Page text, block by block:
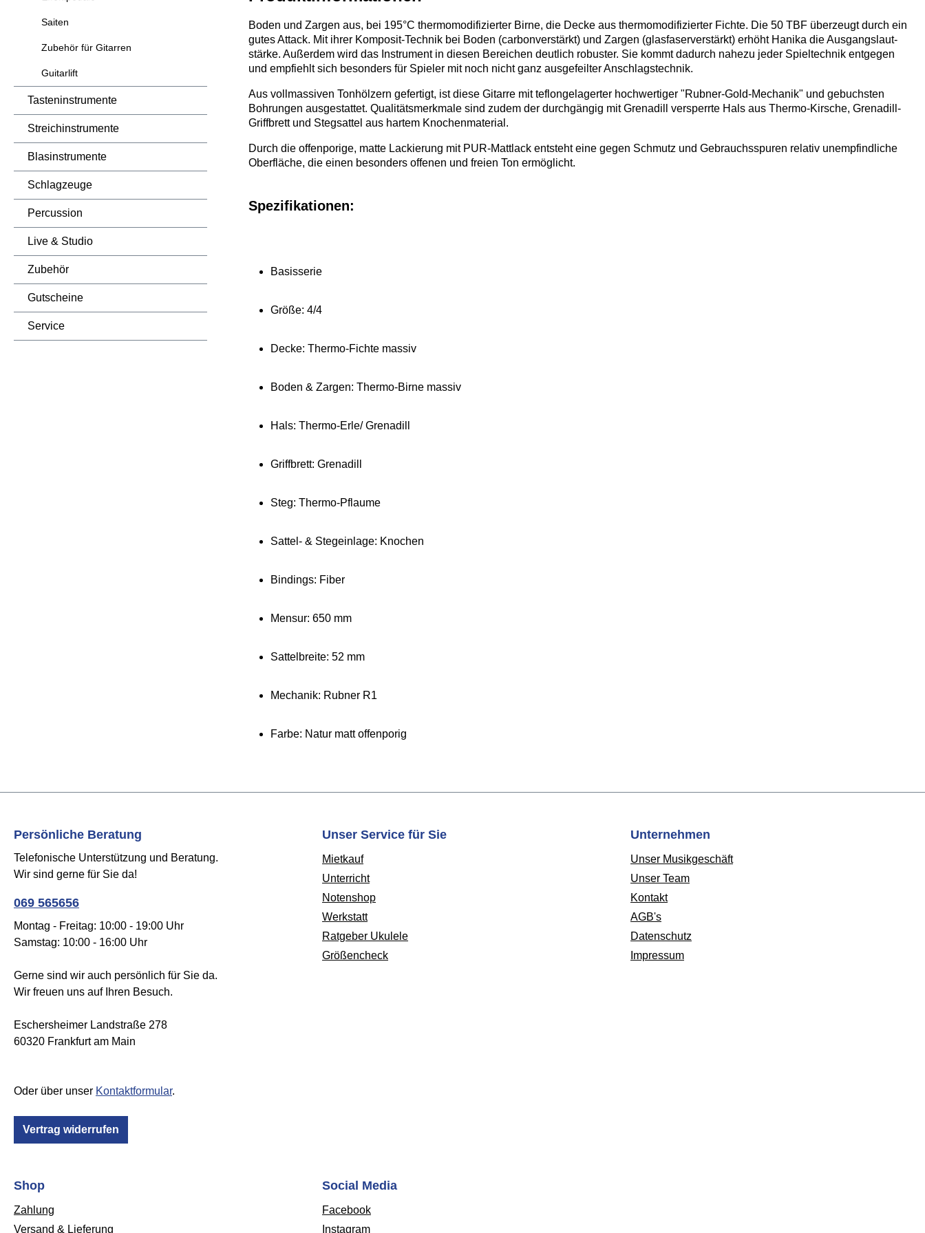
Saiten
Zubehör für Gitarren
Guitarlift
Tasteninstrumente
Streichinstrumente
Blasinstrumente
Schlagzeuge
Percussion
Live & Studio
Zubehör
Gutscheine
Service
Boden und Zar­gen aus, bei 195°C thermo­modifi­zierter Birne, die Decke aus thermo­modifi­zierter Fichte. Die 50 TBF über­zeugt durch ein
gutes Attack. Mit ihrer Kom­posit-Technik bei Boden (carbon­ver­stärkt) und Zar­gen (glas­faser­verstärkt) er­höht Hanika die Aus­gangs­laut­
stärke. Außer­dem wird das Instru­ment in diesen Be­reichen deut­lich robuster. Sie kommt da­durch nahe­zu jeder Spiel­technik ent­gegen
und empfiehlt sich be­son­ders für Spieler mit noch nicht ganz aus­gefeilter An­schlags­technik.
Aus voll­massiven Ton­hölzern ge­fertigt, ist diese Gitarre mit teflon­gelagerter hoch­wertiger "Rubner-Gold-Mechanik" und ge­buchsten
Bohrungen aus­gestattet. Quali­täts­merk­male sind zu­dem der durch­gängig mit Grenadill ver­sperrte Hals aus Thermo-Kirsche, Grenadill-
Griff­brett und Steg­sattel aus har­tem Knochen­material.
Durch die offen­porige, matte Lackierung mit PUR-Matt­lack ent­steht eine gegen Schmutz und Ge­brauchs­spuren relativ un­empfind­liche
Ober­fläche, die einen be­sonders offenen und freien Ton er­möglicht.
Spezifikationen:
Basisserie
Größe: 4/4
Decke: Thermo-Fichte massiv
Boden & Zargen: Thermo-Birne massiv
Hals: Thermo-Erle/ Grenadill
Griffbrett: Grenadill
Steg: Thermo-Pflaume
Sattel- & Stegeinlage: Knochen
Bindings: Fiber
Mensur: 650 mm
Sattelbreite: 52 mm
Mechanik: Rubner R1
Farbe: Natur matt offenporig
Persönliche Beratung
Telefonische Unterstützung und Beratung.
Wir sind gerne für Sie da!
069 565656
Montag - Freitag: 10:00 - 19:00 Uhr
Samstag: 10:00 - 16:00 Uhr
Gerne sind wir auch persönlich für Sie da.
Wir freuen uns auf Ihren Besuch.
Eschersheimer Landstraße 278
60320 Frankfurt am Main
Oder über unser Kontaktformular.
Vertrag widerrufen
Unser Service für Sie
Mietkauf
Unterricht
Notenshop
Werkstatt
Ratgeber Ukulele
Größencheck
Unternehmen
Unser Musikgeschäft
Unser Team
Kontakt
AGB's
Datenschutz
Impressum
Shop
Zahlung
Versand & Lieferung
Social Media
Facebook
Instagram